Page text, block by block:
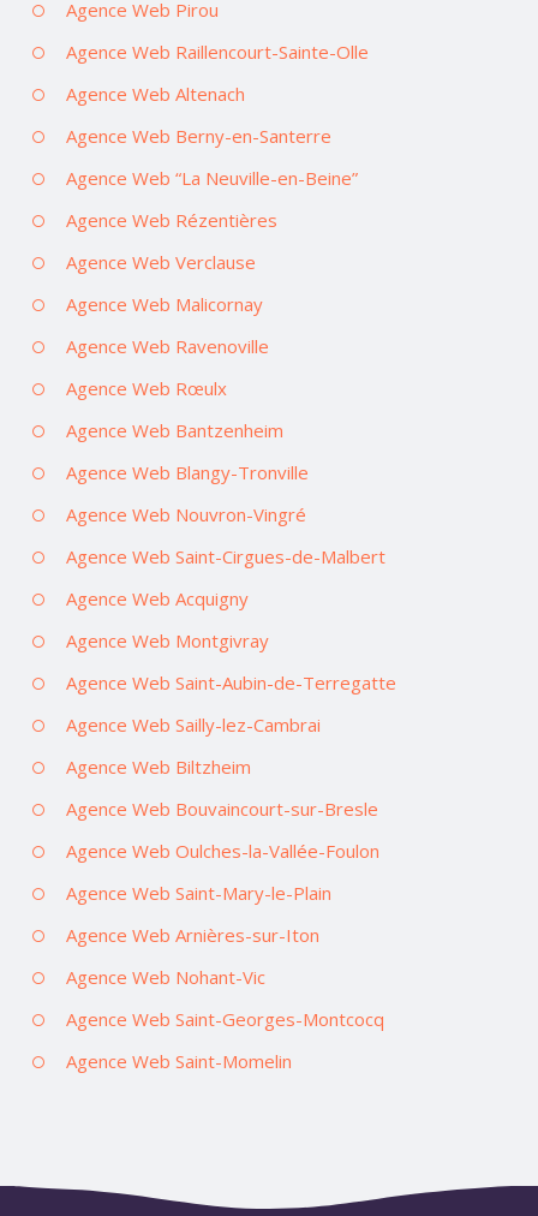
Agence Web Pirou
Agence Web Raillencourt-Sainte-Olle
Agence Web Altenach
Agence Web Berny-en-Santerre
Agence Web “La Neuville-en-Beine”
Agence Web Rézentières
Agence Web Verclause
Agence Web Malicornay
Agence Web Ravenoville
Agence Web Rœulx
Agence Web Bantzenheim
Agence Web Blangy-Tronville
Agence Web Nouvron-Vingré
Agence Web Saint-Cirgues-de-Malbert
Agence Web Acquigny
Agence Web Montgivray
Agence Web Saint-Aubin-de-Terregatte
Agence Web Sailly-lez-Cambrai
Agence Web Biltzheim
Agence Web Bouvaincourt-sur-Bresle
Agence Web Oulches-la-Vallée-Foulon
Agence Web Saint-Mary-le-Plain
Agence Web Arnières-sur-Iton
Agence Web Nohant-Vic
Agence Web Saint-Georges-Montcocq
Agence Web Saint-Momelin